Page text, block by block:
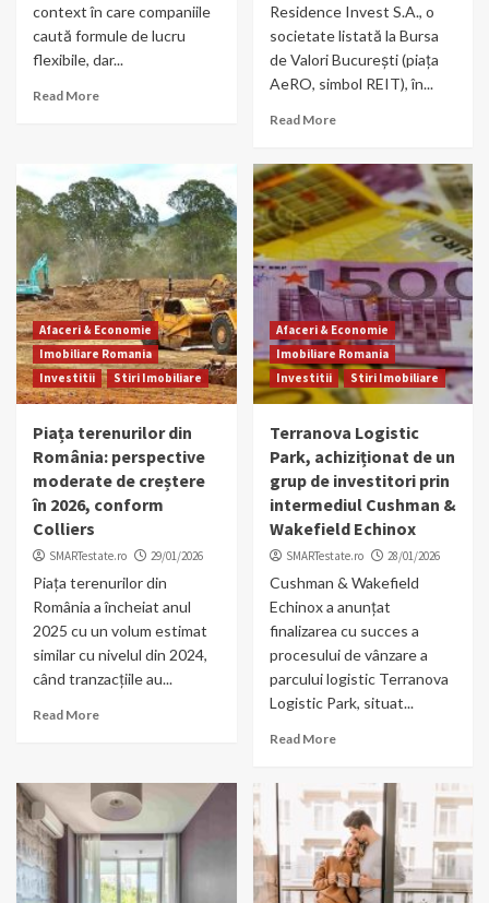
context în care companiile
caută formule de lucru
flexibile, dar...
Read More
Residence Invest S.A., o
societate listată la Bursa
de Valori București (piața
AeRO, simbol REIT), în...
Read More
Afaceri & Economie
Imobiliare Romania
Investitii
Stiri Imobiliare
Piața terenurilor din
România: perspective
moderate de creștere
în 2026, conform
Colliers
SMARTestate.ro 29/01/2026
Piața terenurilor din
România a încheiat anul
2025 cu un volum estimat
similar cu nivelul din 2024,
când tranzacțiile au...
Read More
Afaceri & Economie
Imobiliare Romania
Investitii
Stiri Imobiliare
Terranova Logistic
Park, achiziționat de un
grup de investitori prin
intermediul Cushman &
Wakefield Echinox
SMARTestate.ro 28/01/2026
Cushman & Wakefield
Echinox a anunțat
finalizarea cu succes a
procesului de vânzare a
parcului logistic Terranova
Logistic Park, situat...
Read More